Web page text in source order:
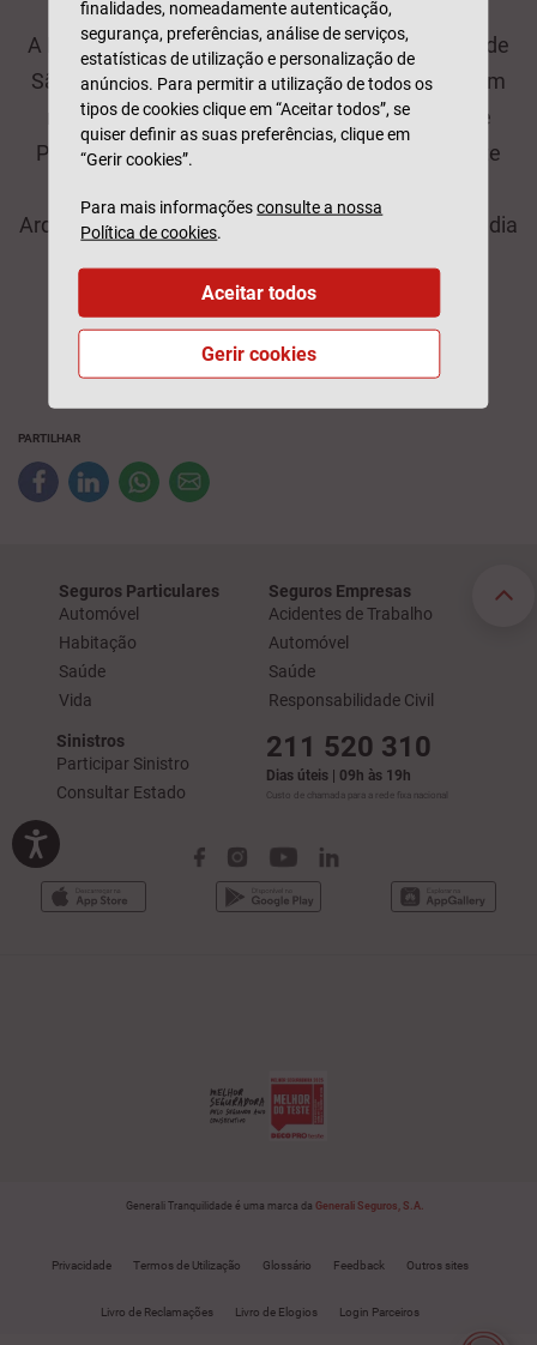
A Batalha de Aljubarrota que ocorreu no Campo de
São Jorge, em 14 de agosto de 1385, constitui um
momento de crucial importância na História de
Portugal, em diversas vertentes, nomeadamente
Arqueológica. No CIBA através de meios multimédia
interessante a problemática da Batalha de
Aljubarrota nas suas diferentes vertentes.
PARTILHAR
Seguros Particulares
Automóvel
Habitação
Saúde
Vida
Seguros Empresas
Acidentes de Trabalho
Automóvel
Saúde
Responsabilidade Civil
Sinistros
Participar Sinistro
Consultar Estado
211 520 310
Dias úteis | 09h às 19h
Custo de chamada para a rede fixa nacional
Generali Tranquilidade é uma marca da Generali Seguros, S.A.
Privacidade Termos de Utilização Glossário Feedback Outros sites
Livro de Reclamações Livro de Elogios Login Parceiros
finalidades, nomeadamente autenticação,
segurança, preferências, análise de serviços,
estatísticas de utilização e personalização de
anúncios. Para permitir a utilização de todos os
tipos de cookies clique em “Aceitar todos”, se
quiser definir as suas preferências, clique em
“Gerir cookies”.
Para mais informaçõesconsulte a nossa
Política de cookies.
Gerir cookies
Aceitar todos